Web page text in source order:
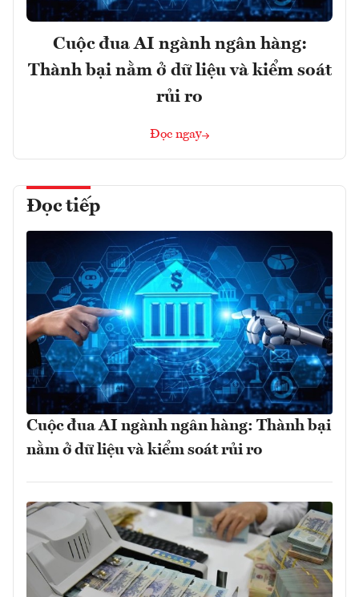
Cuộc đua AI ngành ngân hàng:
Thành bại nằm ở dữ liệu và kiểm soát
rủi ro
Đọc ngay
Đọc tiếp
Cuộc đua AI ngành ngân hàng: Thành bại
nằm ở dữ liệu và kiểm soát rủi ro